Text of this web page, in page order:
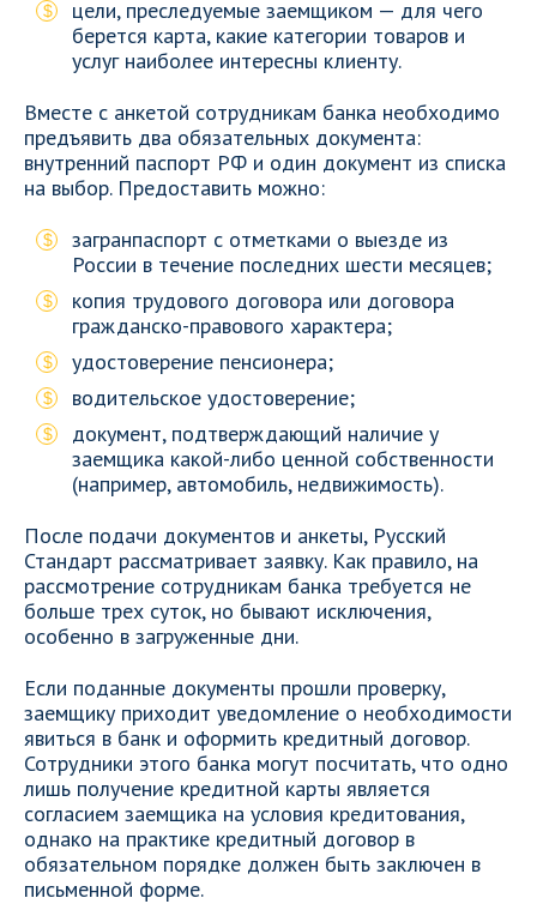
цели, преследуемые заемщиком — для чего
берется карта, какие категории товаров и
услуг наиболее интересны клиенту.
Вместе с анкетой сотрудникам банка необходимо
предъявить два обязательных документа:
внутренний паспорт РФ и один документ из списка
на выбор. Предоставить можно:
загранпаспорт с отметками о выезде из
России в течение последних шести месяцев;
копия трудового договора или договора
гражданско-правового характера;
удостоверение пенсионера;
водительское удостоверение;
документ, подтверждающий наличие у
заемщика какой-либо ценной собственности
(например, автомобиль, недвижимость).
После подачи документов и анкеты, Русский
Стандарт рассматривает заявку. Как правило, на
рассмотрение сотрудникам банка требуется не
больше трех суток, но бывают исключения,
особенно в загруженные дни.
Если поданные документы прошли проверку,
заемщику приходит уведомление о необходимости
явиться в банк и оформить кредитный договор.
Сотрудники этого банка могут посчитать, что одно
лишь получение кредитной карты является
согласием заемщика на условия кредитования,
однако на практике кредитный договор в
обязательном порядке должен быть заключен в
письменной форме.